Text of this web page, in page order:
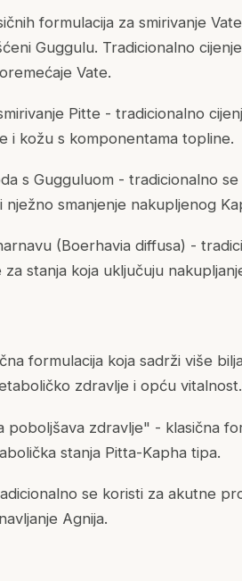
formulacija za smirivanje
Guggulu. Tradicionalno
Vate.
Pitte - tradicionalno
i kožu s komponentama topline.
s Gugguluom - tradicionalno
smanjenje nakupljenog
(Boerhavia diffusa) -
stanja koja uključuju
formulacija koja sadrži više
zdravlje i opću vitalnost.
poboljšava zdravlje" - klasična
stanja Pitta-Kapha tipa.
se koristi za akutne
Agnija.